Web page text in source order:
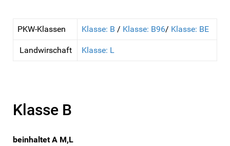
PKW-Klassen Klasse: B / Klasse: B96/ Klasse: BE
Landwirschaft Klasse: L
Klasse B
beinhaltet A M,L